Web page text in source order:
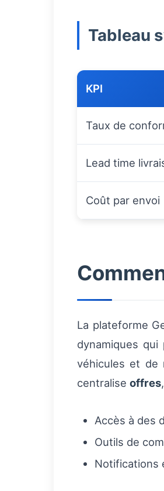
Tableau
KPI
Taux de
Lead time
Coût par envoi
La plateforme
dynamiques
véhicules et de
centralise offres,
Accès à des
Outils de
Notifications